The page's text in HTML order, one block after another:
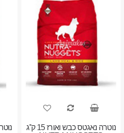
נוטרה נאגטס כבש ואורז 15 ק''ג